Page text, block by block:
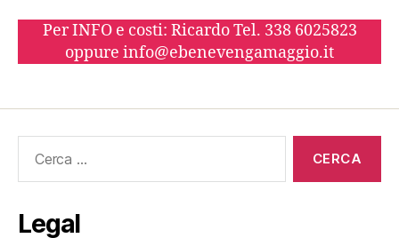
Per INFO e costi: Ricardo Tel. 338 6025823
oppure info@ebenevengamaggio.it
Legal